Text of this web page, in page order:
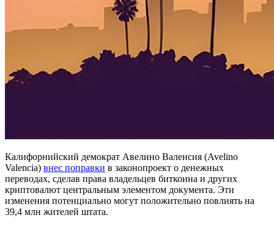
Калифорнийский демократ Авелино Валенсия (Avelino
Valencia) внес поправки в законопроект о денежных
переводах, сделав права владельцев биткоина и других
криптовалют центральным элементом документа. Эти
изменения потенциально могут положительно повлиять на
39,4 млн жителей штата.